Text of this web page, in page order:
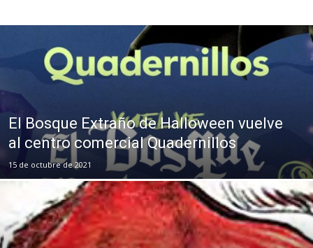
El Bosque Extraño de Halloween vuelve
al centro comercial Quadernillos
15 de octubre de 2021